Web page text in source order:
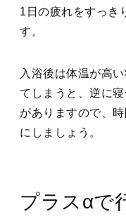
1日の疲れをすっき
す。
入浴後は体温が高
てしまうと、逆に
がありますので、
にしましょう。
プラスαで